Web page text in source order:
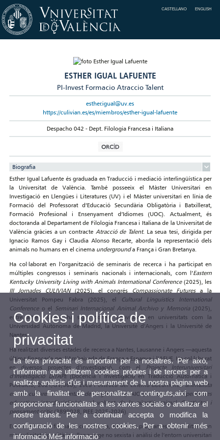
CASTELLANO ENGLISH
ESTHER IGUAL LAFUENTE
PI-Invest Formacio Atraccio Talent
esther.igual@uv.es
https://culivian.es/es/miembros/esther-igual-lafuente
Despacho 042 - Dept. Filologia Francesa i Italiana
Biografia
Esther Igual Lafuente és graduada en Traducció i mediació interlingüística per
la Universitat de València. També posseeix el Màster Universitari en
Investigació en Llengües i Literatures (UV) i el Màster universitari en línia de
Formació del Professorat d’Educació Secundària Obligatòria i Batxillerat,
Formació Profesional i Ensenyament d’Idiomes (UOC). Actualment, és
doctoranda al Departament de Filologia Francesa i Italiana de la Universitat de
València gràcies a un contracte Atracció de Talent. La seua tesi, dirigida per
Ignacio Ramos Gay i Claudia Alonso Recarte, aborda la representació dels
animals no humans en el cinema undergrounda França i Gran Bretanya.
Ha col·laborat en l’organització de seminaris de recerca i ha participat en
múltiples congressos i seminaris nacionals i internacionals, com l’Eastern
Kentucky University Living with Animals International Conference(2025), les
III Jornades CULIVIAN(2025), el congrés Compassionate Futuresa la
Universitat Pompeu Fabra (2025), el
Cultural Linguistics International
Conferenceo el Seminari Internacional Animal Archivo y Memoria(2025),
entre altres. També ha sigut ponent convidada en universitats com la
Universidad Autónoma de Madrid, la Université d’Angers i la Université de
Nantes.
Ha realitzat diverses estades de recerca a Nantes, Lausanne i Angers —aquesta
última finançada per l’Ambaixada de França a Espanya i l’AFUE. Ha col·laborat
en diversos projectes d’investigació, com el Projecte Interuniversitari
d’Investigació DITAPE(Docència i Investigació en Traducció Automàtica i
Posedició, 2021/GV/080),Ètica i estètica del cinema documental animalista
en les cultures occidentals del segle XXI(CIAICO/2023/046) iExperiències
educatives interdisciplinàries al voltant de la qüestió animal. Creativitat i
pensament crític (3899028, PIEE 2025-2026).
En l’àmbit de la formació continuada, ha cursat programes especialitzats en
masculinitats igualitàries, llenguatge no sexista i anàlisi de l’entorn universitari
Cookies i política de
privacitat
La teva privacitat és important per a nosaltres. Per això,
t'informem que utilitzem cookies pròpies i de tercers per a
realitzar anàlisis d'ús i mesurament de la nostra pàgina web
amb la finalitat de personalitzar continguts,així com
proporcionar funcionalitats a les xarxes socials o analitzar el
nostre trànsit. Per a continuar accepta o modifica la
configuració de les nostres cookies. Per a obtenir més
informacióMés informació